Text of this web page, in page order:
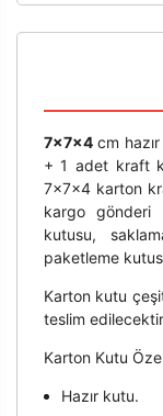
7x7x4cm
+ 1 adet kraft
7x7x4 karton
kargo gönderi
kutusu,
paketleme
Karton kutu
teslim
Karton Kutu
Hazır kutu.